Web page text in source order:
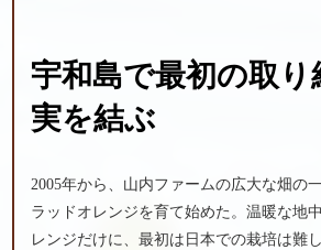
宇和島で最初の取り
実を結ぶ
2005年から、山内ファームの広大な畑の
ラッドオレンジを育て始めた。温暖な地
レンジだけに、最初は日本での栽培は難